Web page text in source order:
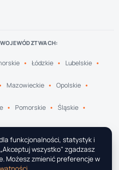
Łódzkie Lubelskie
Mazowieckie Opolskie
Pomorskie Śląskie
Mazurskie Wielkopolskie
funkcjonalności, statystyk i
wszystko" zgadzasz
Możesz zmienić preferencje w